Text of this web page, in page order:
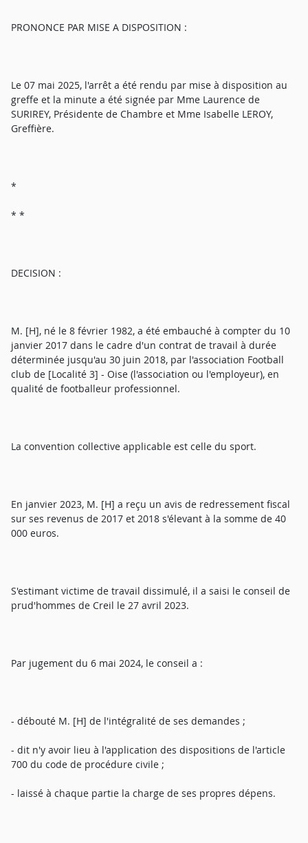
PRONONCE PAR MISE A DISPOSITION :
Le 07 mai 2025, l'arrêt a été rendu par mise à disposition au
greffe et la minute a été signée par Mme Laurence de
SURIREY, Présidente de Chambre et Mme Isabelle LEROY,
Greffière.
*
* *
DECISION :
M. [H], né le 8 février 1982, a été embauché à compter du 10
janvier 2017 dans le cadre d'un contrat de travail à durée
déterminée jusqu'au 30 juin 2018, par l'association Football
club de [Localité 3] - Oise (l'association ou l'employeur), en
qualité de footballeur professionnel.
La convention collective applicable est celle du sport.
En janvier 2023, M. [H] a reçu un avis de redressement fiscal
sur ses revenus de 2017 et 2018 s'élevant à la somme de 40
000 euros.
S'estimant victime de travail dissimulé, il a saisi le conseil de
prud'hommes de Creil le 27 avril 2023.
Par jugement du 6 mai 2024, le conseil a :
- débouté M. [H] de l'intégralité de ses demandes ;
- dit n'y avoir lieu à l'application des dispositions de l'article
700 du code de procédure civile ;
- laissé à chaque partie la charge de ses propres dépens.